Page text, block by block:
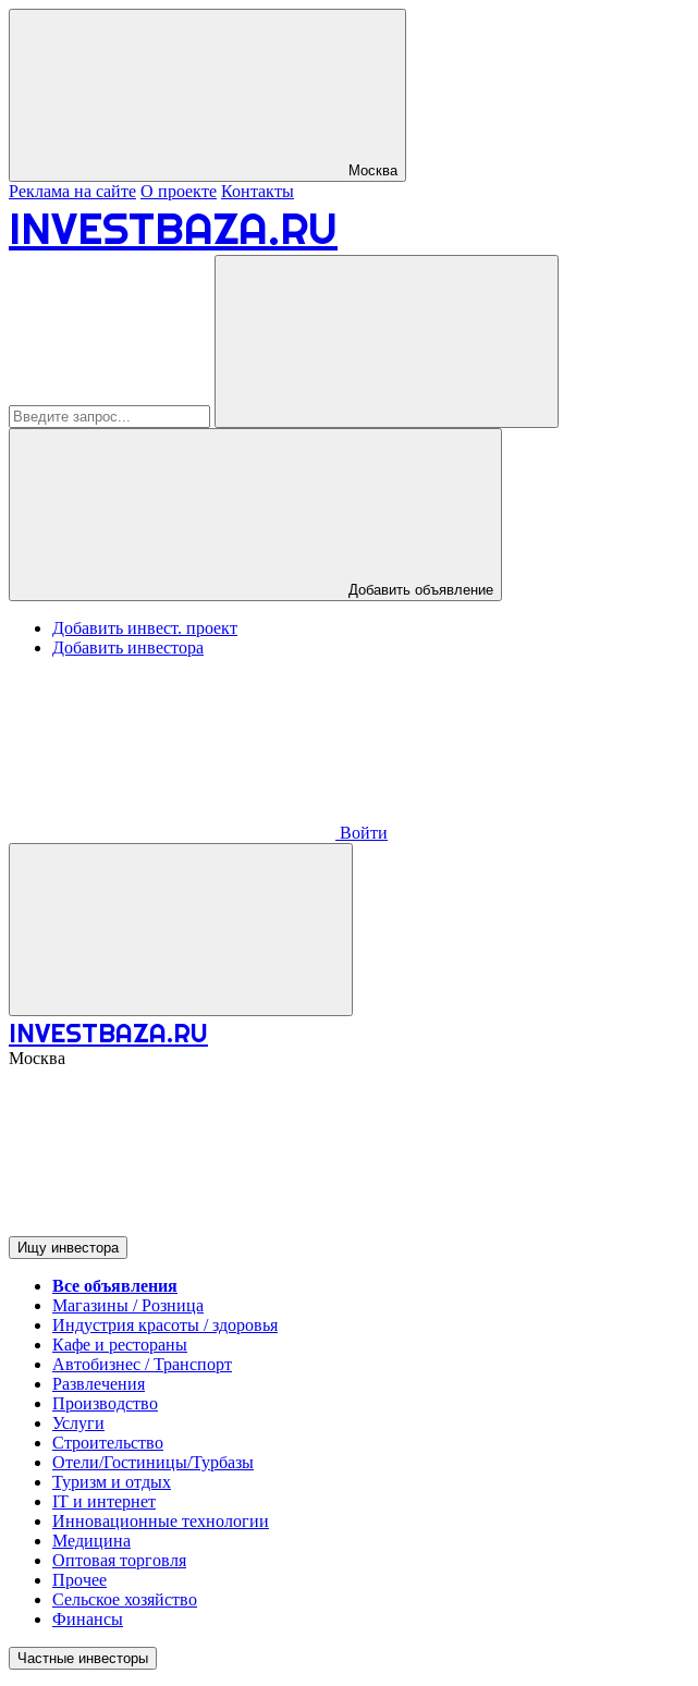
Москва
Реклама на сайте О проекте Контакты
INVESTBAZA.RU
Добавить объявление
Добавить инвест. проект
Добавить инвестора
Войти
INVESTBAZA.RU
Москва
Ищу инвестора
Все объявления
Магазины / Розница
Индустрия красоты / здоровья
Кафе и рестораны
Автобизнес / Транспорт
Развлечения
Производство
Услуги
Строительство
Отели/Гостиницы/Турбазы
Туризм и отдых
IT и интернет
Инновационные технологии
Медицина
Оптовая торговля
Прочее
Сельское хозяйство
Финансы
Частные инвесторы